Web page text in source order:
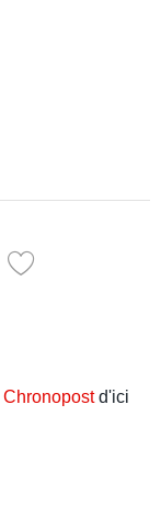
Chronopostd'ici